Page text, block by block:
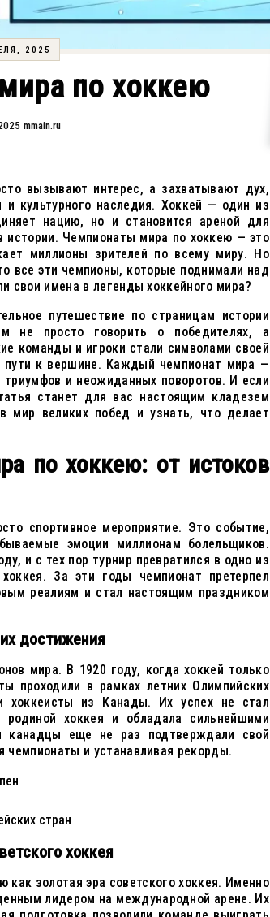
2025
по хоккею
mmain.ru
вызывают интерес, а захватывают дух,
и культурного наследия. Хоккей — один из
нацию, но и становится ареной для
истории. Чемпионаты мира по хоккею — это
миллионы зрителей по всему миру. Но
все эти чемпионы, которые поднимали над
свои имена в легенды хоккейного мира?
путешествие по страницам истории
не просто говорить о победителях, а
команды и игроки стали символами своей
пути к вершине. Каждый чемпионат мира —
и неожиданных поворотов. И если
станет для вас настоящим кладезем
мир великих побед и узнать, что делает
по хоккею: от истоков
спортивное мероприятие. Это событие,
эмоции миллионам болельщиков.
и с тех пор турнир превратился в одно из
За эти годы чемпионат претерпел
реалиям и стал настоящим праздником
достижения
мира. В 1920 году, когда хоккей только
проходили в рамках летних Олимпийских
хоккеисты из Канады. Их успех не стал
хоккея и обладала сильнейшими
канадцы еще не раз подтверждали свой
чемпионаты и устанавливая рекорды.
стран
хоккея
золотая эра советского хоккея. Именно
лидером на международной арене. Их